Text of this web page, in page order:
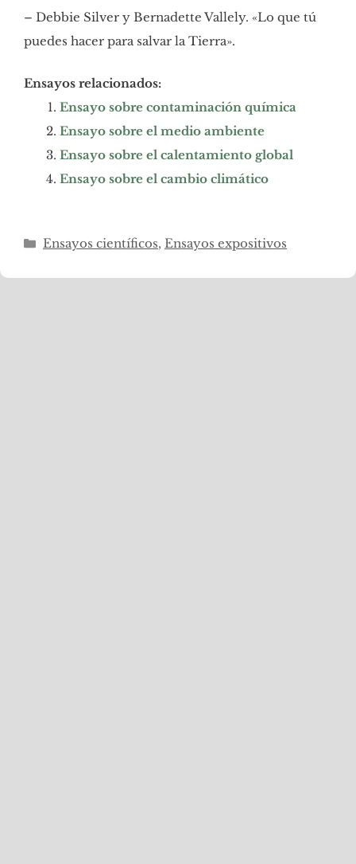
– Debbie Silver y Bernadette Vallely. «Lo que tú
puedes hacer para salvar la Tierra».
Ensayos relacionados:
Ensayo sobre contaminación química
Ensayo sobre el medio ambiente
Ensayo sobre el calentamiento global
Ensayo sobre el cambio climático
Categorías
Ensayos científicos, Ensayos expositivos